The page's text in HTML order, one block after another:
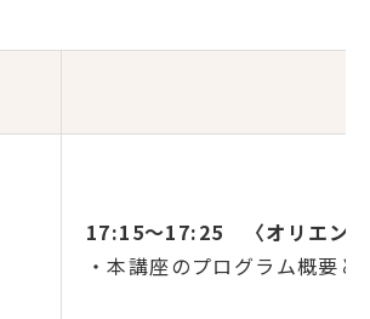
17:15～17:25 〈オリエン
・本講座のプログラム概